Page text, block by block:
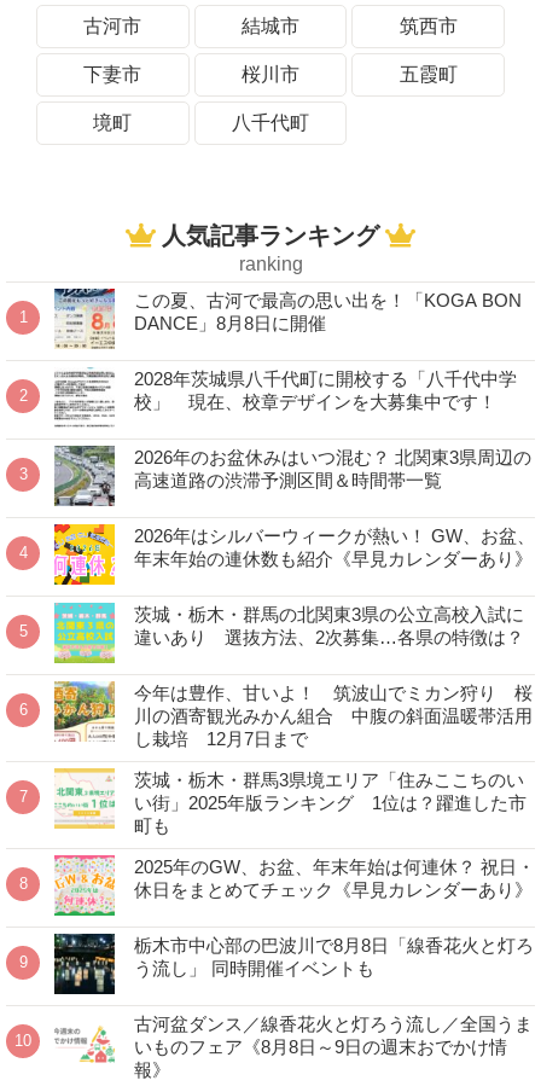
古河市
結城市 筑西市
下妻市 桜川市 五霞町
境町 八千代町
人気記事ランキング
ranking
この夏、古河で最高の思い出を！「KOGA BON
DANCE」8月8日に開催
2028年茨城県八千代町に開校する「八千代中学
校」 現在、校章デザインを大募集中です！
2026年のお盆休みはいつ混む？ 北関東3県周辺の
高速道路の渋滞予測区間＆時間帯一覧
2026年はシルバーウィークが熱い！ GW、お盆、
年末年始の連休数も紹介《早見カレンダーあり》
茨城・栃木・群馬の北関東3県の公立高校入試に
違いあり 選抜方法、2次募集…各県の特徴は？
今年は豊作、甘いよ！ 筑波山でミカン狩り 桜
川の酒寄観光みかん組合 中腹の斜面温暖帯活用
し栽培 12月7日まで
茨城・栃木・群馬3県境エリア「住みここちのい
い街」2025年版ランキング 1位は？躍進した市
町も
2025年のGW、お盆、年末年始は何連休？ 祝日・
休日をまとめてチェック《早見カレンダーあり》
栃木市中心部の巴波川で8月8日「線香花火と灯ろ
う流し」 同時開催イベントも
古河盆ダンス／線香花火と灯ろう流し／全国うま
いものフェア《8月8日～9日の週末おでかけ情
報》